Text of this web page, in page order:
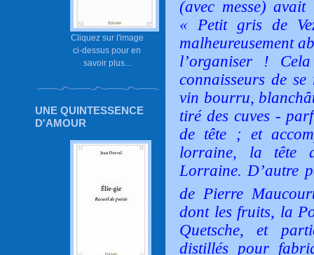
Cliquez sur l'image
ci-dessus pour en
savoir plus...
UNE QUINTESSENCE
D'AMOUR
(avec messe)
«Petit gris de
malheureusement
l’organiser ! Cela
connaisseurs de
vin bourru,
tiré des cuves -
de tête ; et
lorraine, la tête
Lorraine. D’autre
de Pierre
dont les fruits, la
Quetsche, et
distillés pour